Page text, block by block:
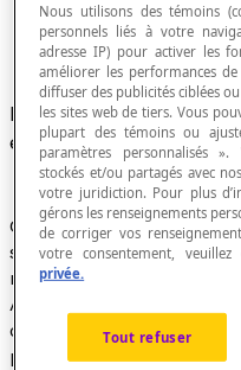
Plus longuedistance
entre deuxsommets
Considérant les plus
sommets (distance), le
nombre d'arêtes de la
Ainsi, pour trouver le
d'abord trouver le
paire de sommets . La
Nous utilisons des témoins
personnels liés à votre
adresse IP) pour activer les
améliorer les performances
diffuser des publicités ciblées
les sites web de tiers. Vous
plupart des témoins ou
paramètres personnalisés
stockés et/ou partagés avec
votre juridiction. Pour plus
gérons les renseignements
de corriger vos
votre consentement,
privée.
Tout refuser